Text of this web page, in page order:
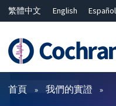
繁體中文 English Español
ไทย
简体中文
篩選條件
首頁 我們的實證